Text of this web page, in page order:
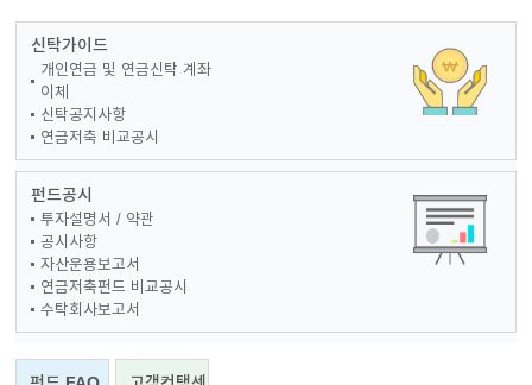
신탁가이드
개인연금 및 연금신탁 계좌
이체
신탁공지사항
연금저축 비교공시
펀드공시
투자설명서 / 약관
공시사항
자산운용보고서
연금저축펀드 비교공시
수탁회사보고서